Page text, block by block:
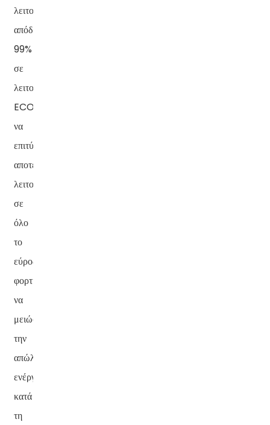
λειτουργική
απόδοση
99%
σε
λειτουργία
ECO,
να
επιτύχουν
αποτελεσματική
λειτουργία
σε
όλο
το
εύρος
φορτίου,
να
μειώσουν
την
απώλεια
ενέργειας
κατά
τη